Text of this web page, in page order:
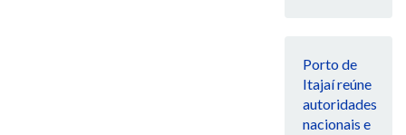
Porto de
Itajaí reúne
autoridades
nacionais e